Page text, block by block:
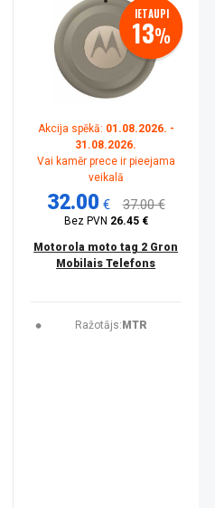
IETAUPI
13%
Akcija spēkā: 01.08.2026. -
31.08.2026.
Vai kamēr prece ir pieejama
veikalā
32.00 € 37.00 €
Bez PVN 26.45 €
Motorola moto tag 2 Gron
Mobilais Telefons
Ražotājs: MTR